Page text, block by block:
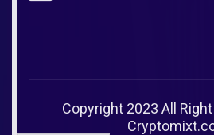
Copyright 2023 All